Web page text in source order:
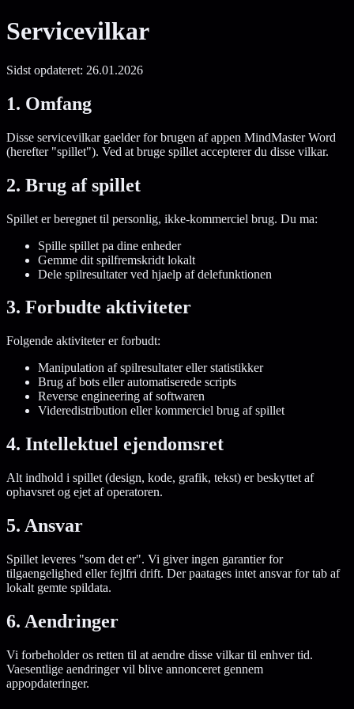
Servicevilkar
Sidst opdateret: 26.01.2026
1. Omfang
Disse servicevilkar gaelder for brugen af appen MindMaster Word
(herefter "spillet"). Ved at bruge spillet accepterer du disse vilkar.
2. Brug af spillet
Spillet er beregnet til personlig, ikke-kommerciel brug. Du ma:
Spille spillet pa dine enheder
Gemme dit spilfremskridt lokalt
Dele spilresultater ved hjaelp af delefunktionen
3. Forbudte aktiviteter
Folgende aktiviteter er forbudt:
Manipulation af spilresultater eller statistikker
Brug af bots eller automatiserede scripts
Reverse engineering af softwaren
Videredistribution eller kommerciel brug af spillet
4. Intellektuel ejendomsret
Alt indhold i spillet (design, kode, grafik, tekst) er beskyttet af
ophavsret og ejet af operatoren.
5. Ansvar
Spillet leveres "som det er". Vi giver ingen garantier for
tilgaengelighed eller fejlfri drift. Der paatages intet ansvar for tab af
lokalt gemte spildata.
6. Aendringer
Vi forbeholder os retten til at aendre disse vilkar til enhver tid.
Vaesentlige aendringer vil blive annonceret gennem
appopdateringer.